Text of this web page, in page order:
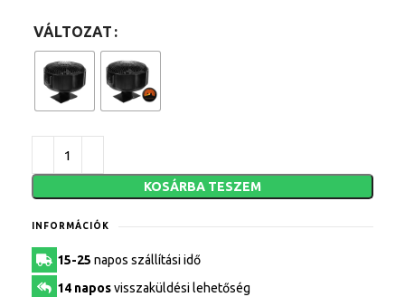
VÁLTOZAT
KOSÁRBA TESZEM
INFORMÁCIÓK
15-25 napos szállítási idő
14 naposvisszaküldési lehetőség